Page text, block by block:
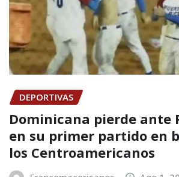
DEPORTIVAS
Dominicana pierde ante
en su primer partido en
los Centroamericanos